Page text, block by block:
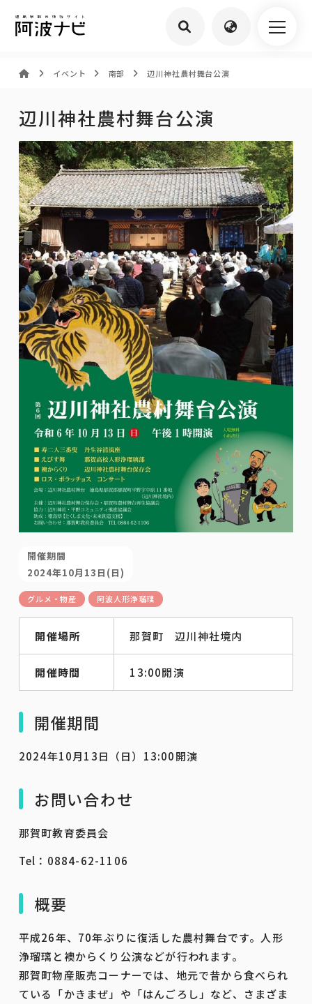
イベント 南部 辺川神社農村舞台公演
辺川神社農村舞台公演
開催期間
2024年10月13日(日)
グルメ・物産 阿波人形浄瑠璃
開催場所 那賀町 辺川神社境内
開催時間 13:00開演
開催期間
2024年10月13日（日）13:00開演
お問い合わせ
那賀町教育委員会
Tel：0884-62-1106
概要
平成26年、70年ぶりに復活した農村舞台です。人形
浄瑠璃と襖からくり公演などが行われます。
那賀町物産販売コーナーでは、地元で昔から食べられ
ている「かきまぜ」や「はんごろし」など、さまざま